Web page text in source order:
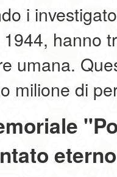
i
1944, hanno
umana.
milione di
eterno